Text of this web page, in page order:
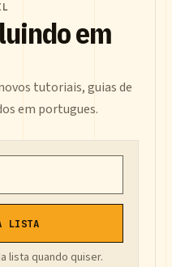
em
tutoriais, guias de
em portugues.
LISTA
lista quando quiser.